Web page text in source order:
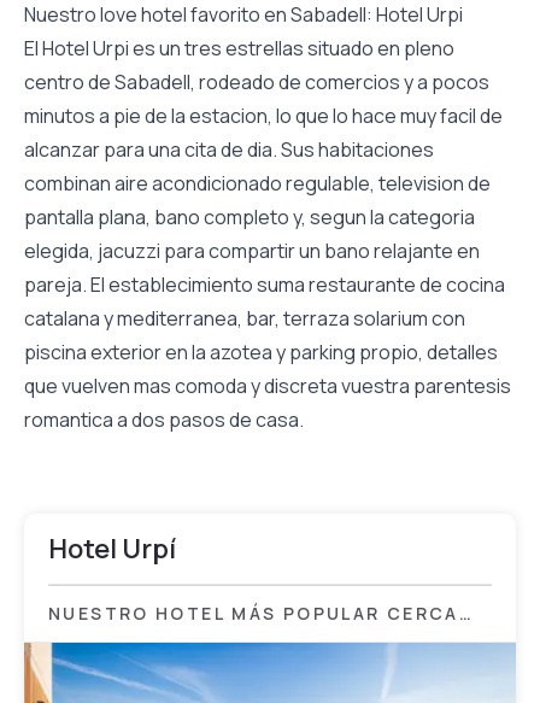
Nuestro love hotel favorito en Sabadell: Hotel Urpi
El Hotel Urpi es un tres estrellas situado en pleno
centro de Sabadell, rodeado de comercios y a pocos
minutos a pie de la estacion, lo que lo hace muy facil de
alcanzar para una cita de dia. Sus habitaciones
combinan aire acondicionado regulable, television de
pantalla plana, bano completo y, segun la categoria
elegida, jacuzzi para compartir un bano relajante en
pareja. El establecimiento suma restaurante de cocina
catalana y mediterranea, bar, terraza solarium con
piscina exterior en la azotea y parking propio, detalles
que vuelven mas comoda y discreta vuestra parentesis
romantica a dos pasos de casa.
Hotel Urpí
NUESTRO HOTEL MÁS POPULAR CERCA
DE SABADELL PARA DISFRUTAR DE UNA
EXPERIENCIA ROMÁNTICA EN EL HOTEL